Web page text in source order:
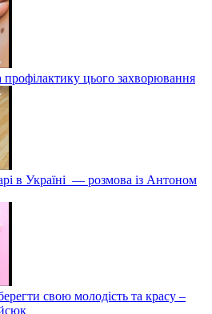
цього захворювання
в Україні — розмова із Антоном
свою молодість та красу –